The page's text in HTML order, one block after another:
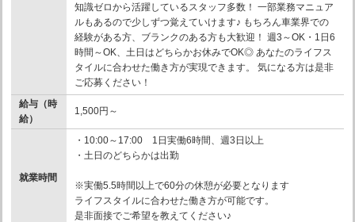
知識ゼロから活躍しているスタッフ多数！ 一部業務マニュア
ルもあるので少しずつ覚えていけます♪ もちろん車業界での
経験がある方、ブランクのある方も大歓迎！ 週3～OK・1日6
時間～OK、土日はどちらかお休みでOK◎ あなたのライフス
タイルに合わせた働き方が実現できます。 気になる方は是非
ご応募ください！
給与（時
給）
1,500円～
就業時間
・10:00～17:00 1日実働6時間、週3日以上
・土日のどちらかは出勤
※実働5.5時間以上で60分の休憩が必要となります
ライフスタイルに合わせた働き方が可能です。
是非面接でご希望を教えてください♪